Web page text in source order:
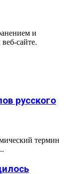
и
сайте.
русского
термин